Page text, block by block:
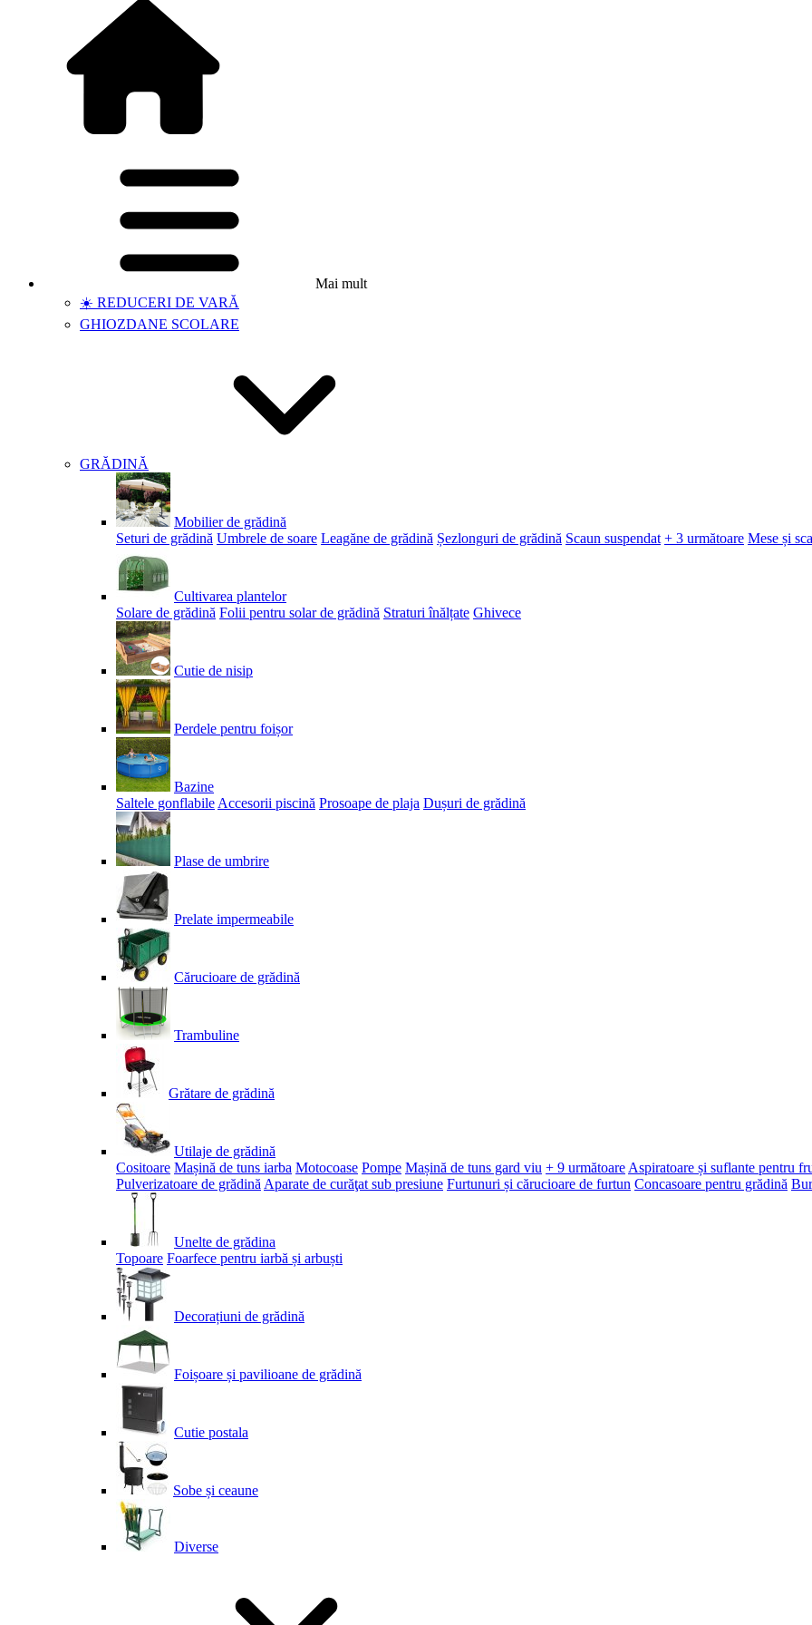
Mai mult
☀️ REDUCERI DE VARĂ
GHIOZDANE SCOLARE
GRĂDINĂ
Mobilier de grădină
Seturi de grădină Umbrele de soare Leagăne de grădină Șezlonguri de grădină Scaun suspendat + 3 următoare Mese și
Cultivarea plantelor
Solare de grădină Folii pentru solar de grădină Straturi înălțate Ghivece
Cutie de nisip
Perdele pentru foișor
Bazine
Saltele gonflabile Accesorii piscină Prosoape de plaja Dușuri de grădină
Plase de umbrire
Prelate impermeabile
Cărucioare de grădină
Trambuline
Grătare de grădină
Utilaje de grădină
Cositoare Mașină de tuns iarba Motocoase Pompe Mașină de tuns gard viu + 9 următoare Aspiratoare și suflante pentru
Pulverizatoare de grădină Aparate de curăţat sub presiune Furtunuri și cărucioare de furtun Concasoare pentru grădină
Unelte de grădina
Topoare Foarfece pentru iarbă și arbuști
Decorațiuni de grădină
Foișoare și pavilioane de grădină
Cutie postala
Sobe și ceaune
Diverse